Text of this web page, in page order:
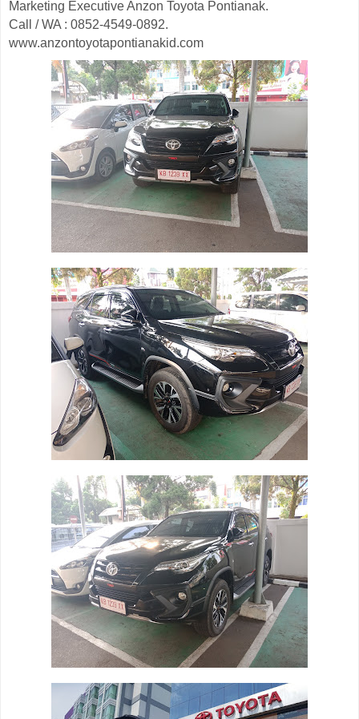
Marketing Executive Anzon Toyota Pontianak.
Call / WA : 0852-4549-0892.
www.anzontoyotapontianakid.com